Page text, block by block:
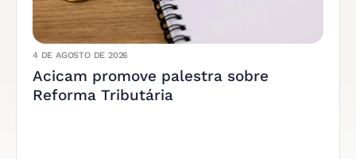
4 DE AGOSTO DE 2026
Acicam promove palestra sobre
Reforma Tributária